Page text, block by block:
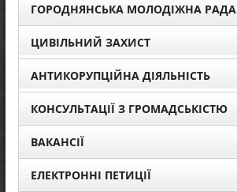
ГОРОДНЯНСЬКА МОЛОДІЖНА РАДА
ЦИВІЛЬНИЙ ЗАХИСТ
АНТИКОРУПЦІЙНА ДІЯЛЬНІСТЬ
КОНСУЛЬТАЦІЇ З ГРОМАДСЬКІСТЮ
ВАКАНСІЇ
ЕЛЕКТРОННІ ПЕТИЦІЇ